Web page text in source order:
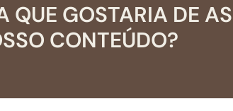
QUE GOSTARIA DE
CONTEÚDO?